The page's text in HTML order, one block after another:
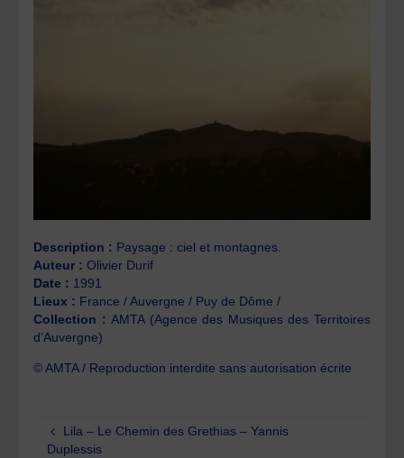
Description : Paysage : ciel et montagnes.
Auteur : Olivier Durif
Date : 1991
Lieux : France / Auvergne / Puy de Dôme /
Collection :AMTA (Agence des Musiques des Territoires
d’Auvergne)
© AMTA / Reproduction interdite sans autorisation écrite
Lila – Le Chemin des Grethias – Yannis
Duplessis